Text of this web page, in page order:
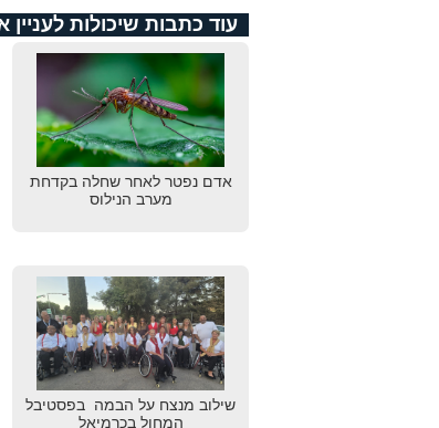
עוד כתבות שיכולות לעניין
אדם נפטר לאחר שחלה בקדחת
מערב הנילוס
שילוב מנצח על הבמה בפסטיבל
המחול בכרמיאל